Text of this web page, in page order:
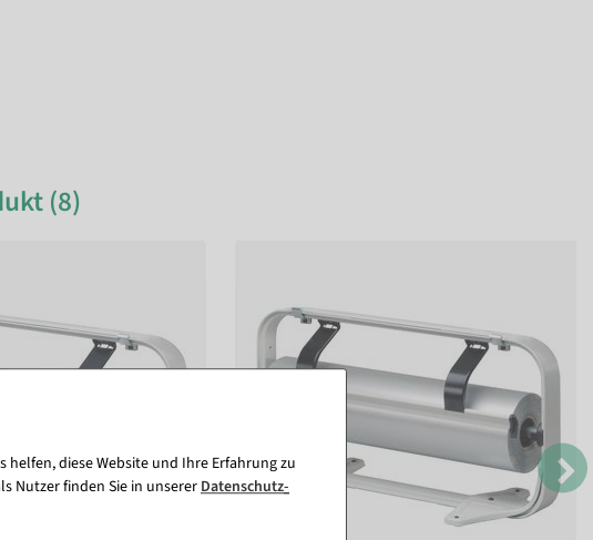
(8)
helfen, diese Website und Ihre Erfahrung zu
Nutzer finden Sie in unserer Daten­schutz­